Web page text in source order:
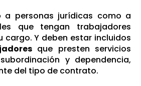
a personas jurídicas como a
que tengan trabajadores
cargo. Y deben estar incluidos
que presten servicios
y dependencia,
del tipo de contrato.